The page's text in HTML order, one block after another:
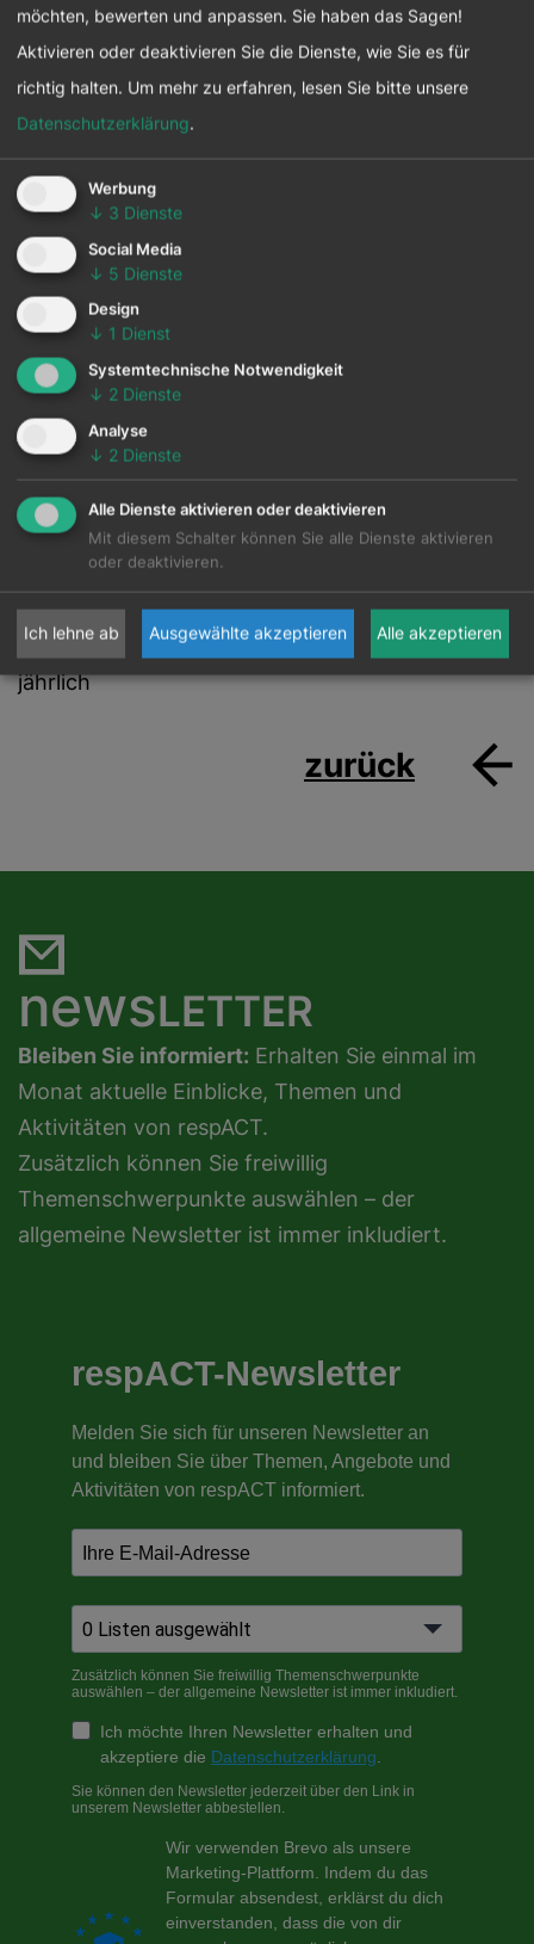
Summe von generierten
Reduction-/Removal-Credits
Preis pro Credit/Tonne
Summe der Erlöse für Förster
wurden
Anpassung der Holznutzung (Ort, Art und
Umfang der Eingriffe)
Schutz der Biodiversität
Reichweite der
Erwähnungen von Kunden, etc.)
Reichweite von Bildungsmaßnahmen
Traffic auf Projektregister
Veröffentlichung eines
Nachhaltigkeitsberichts
jährlich
zurück
newsLETTER
Bleiben Sie informiert: Erhalten Sie einmal im
Monat aktuelle Einblicke, Themen und
Aktivitäten von respACT.
Zusätzlich können Sie freiwillig
Themenschwerpunkte auswählen – der
allgemeine Newsletter ist immer inkludiert.
möchten, bewerten und anpassen. Sie haben das Sagen!
Aktivieren oder deaktivieren Sie die Dienste, wie Sie es für
richtig halten. Um mehr zu erfahren, lesen Sie bitte unsere
Datenschutzerklärung.
Werbung
↓ 3 Dienste
Social Media
↓ 5 Dienste
Design
↓ 1 Dienst
Systemtechnische Notwendigkeit
↓ 2 Dienste
Analyse
↓ 2 Dienste
Alle Dienste aktivieren oder deaktivieren
Mit diesem Schalter können Sie alle Dienste aktivieren
oder deaktivieren.
Ich lehne ab Ausgewählte akzeptieren Alle akzeptieren